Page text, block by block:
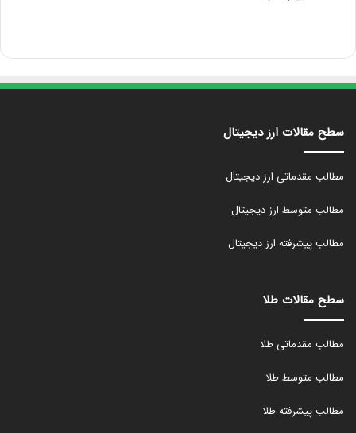
سطح مقالات ارز دیجیتال
مطالب مقدماتی ارز دیجیتال
مطالب متوسط ارز دیجیتال
مطالب پیشرفته ارز دیجیتال
سطح مقالات طلا
مطالب مقدماتی طلا
مطالب متوسط طلا
مطالب پیشرفته طلا